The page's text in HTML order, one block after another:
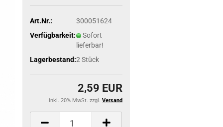
Art.Nr.:
300051624
Verfügbarkeit:
Sofort
lieferbar!
Lagerbestand:2 Stück
2,59 EUR
inkl. 20% MwSt. zzgl. Versand